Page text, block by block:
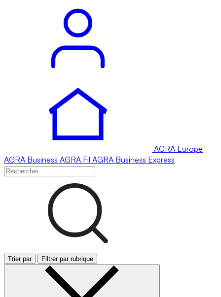
AGRA Europe
AGRA Business AGRA Fil AGRA Business Express
Trier par Filtrer par rubrique